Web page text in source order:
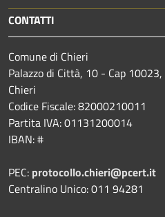
CONTATTI
Comune di Chieri
Palazzo di Città, 10 - Cap
Chieri
Codice Fiscale: 82000210011
Partita IVA: 01131200014
IBAN: #
PEC: protocollo.chieri@pcert.it
Centralino Unico: 011 94281